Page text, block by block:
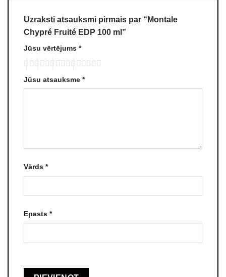
Uzraksti atsauksmi pirmais par “Montale
Chypré Fruité EDP 100 ml”
Jūsu vērtējums *
Jūsu atsauksme *
Vārds *
Epasts *